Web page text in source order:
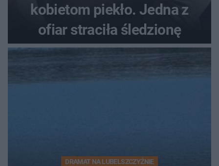
kobietom piekło. Jedna z
ofiar straciła śledzionę
DRAMAT NA LUBELSZCZYŹNIE